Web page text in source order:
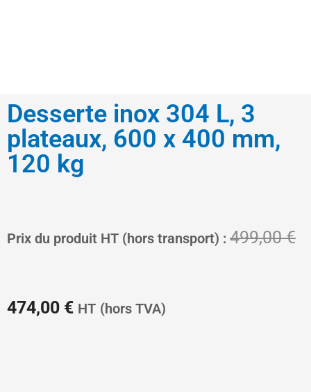
Desserte inox 304 L, 3
plateaux, 600 x 400 mm,
120 kg
Prix du produit HT (hors transport) : 499,00€
474,00 €
Le
prix
HT (hors TVA)